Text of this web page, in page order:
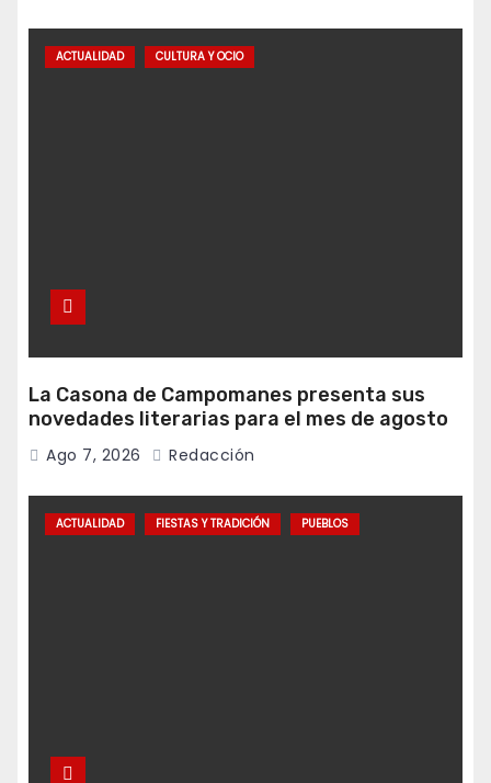
ACTUALIDAD CULTURA Y OCIO
La Casona de Campomanes presenta sus
novedades literarias para el mes de agosto
Ago 7, 2026 Redacción
ACTUALIDAD FIESTAS Y TRADICIÓN PUEBLOS